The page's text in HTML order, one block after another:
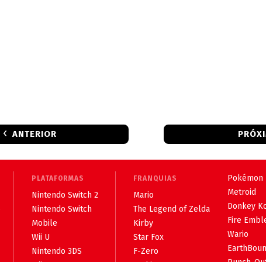
ANTERIOR
PLATAFORMAS
Nintendo Switch 2
Nintendo Switch
Mobile
Wii U
Nintendo 3DS
FRANQUIAS
Mario
The Legend of Zelda
Kirby
Star Fox
F-Zero
Pokémon
Metroid
Donkey
Fire
Wario